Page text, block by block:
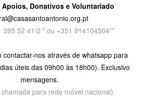
Apoios, Donativos e Voluntariado
395 52 41/2 * ou +351 914104504**
contactar-nos através de whatsapp para
úteis das 09h00 às 18h00). Exclusivo
mensagens.
para rede móvel nacional)